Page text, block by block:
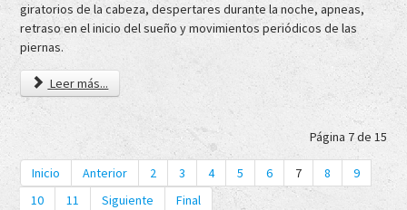
giratorios de la cabeza, despertares durante la noche, apneas,
retraso en el inicio del sueño y movimientos periódicos de las
piernas.
Leer más...
Página 7 de 15
Inicio Anterior 2 3 4 5 6 7 8
9
10
11 Siguiente Final